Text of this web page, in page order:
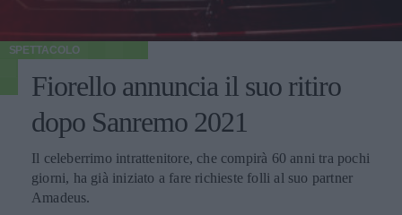
SPETTACOLO
Fiorello annuncia il suo ritiro
dopo Sanremo 2021
Il celeberrimo intrattenitore, che compirà 60 anni tra pochi
giorni, ha già iniziato a fare richieste folli al suo partner
Amadeus.